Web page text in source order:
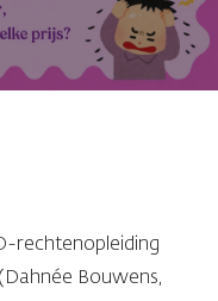
rechtenopleiding
Bouwens,